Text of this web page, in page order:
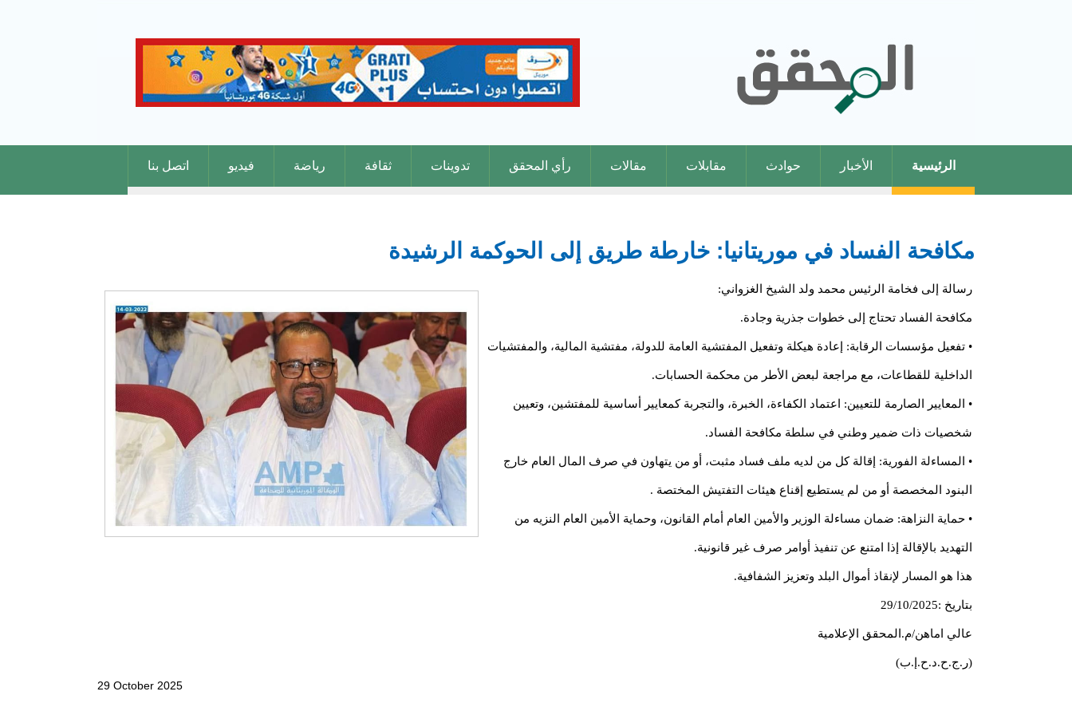
الرئيسية الأخبار حوادث مقابلات مقالات رأي المحقق تدوينات ثقافة رياضة فيديو اتصل بنا
مكافحة الفساد في موريتانيا: خارطة طريق إلى الحوكمة الرشيدة
رسالة إلى فخامة الرئيس محمد ولد الشيخ الغزواني:
مكافحة الفساد تحتاج إلى خطوات جذرية وجادة.
• تفعيل مؤسسات الرقابة: إعادة هيكلة وتفعيل المفتشية العامة للدولة، مفتشية المالية، والمفتشيات
الداخلية للقطاعات، مع مراجعة لبعض الأطر من محكمة الحسابات.
• المعايير الصارمة للتعيين: اعتماد الكفاءة، الخبرة، والتجربة كمعايير أساسية للمفتشين، وتعيين
شخصيات ذات ضمير وطني في سلطة مكافحة الفساد.
• المساءلة الفورية: إقالة كل من لديه ملف فساد مثبت، أو من يتهاون في صرف المال العام خارج
البنود المخصصة أو من لم يستطيع إقناع هيئات التفتيش المختصة .
• حماية النزاهة: ضمان مساءلة الوزير والأمين العام أمام القانون، وحماية الأمين العام النزيه من
التهديد بالإقالة إذا امتنع عن تنفيذ أوامر صرف غير قانونية.
هذا هو المسار لإنقاذ أموال البلد وتعزيز الشفافية.
بتاريخ :29/10/2025
عالي اماهن/م.المحقق الإعلامية
(ر.ج.ح.د.ح.إ.ب)
29 October 2025